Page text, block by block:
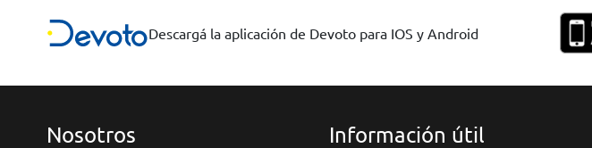
Descargá la aplicación de Devoto para IOS y Android
Nosotros Información útil